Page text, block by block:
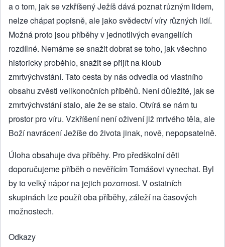
a o tom, jak se vzkříšený Ježíš dává poznat různým lidem,
nelze chápat popisně, ale jako svědectví víry různých lidí.
Možná proto jsou příběhy v jednotlivých evangeliích
rozdílné. Nemáme se snažit dobrat se toho, jak všechno
historicky proběhlo, snažit se přijít na kloub
zmrtvýchvstání. Tato cesta by nás odvedla od vlastního
obsahu zvěsti velikonočních příběhů. Není důležité, jak se
zmrtvýchvstání stalo, ale že se stalo. Otvírá se nám tu
prostor pro víru. Vzkříšení není oživení již mrtvého těla, ale
Boží navrácení Ježíše do života jinak, nově, nepopsatelně.
Úloha obsahuje dva příběhy. Pro předškolní děti
doporučujeme příběh o nevěřícím Tomášovi vynechat. Byl
by to velký nápor na jejich pozornost. V ostatních
skupinách lze použít oba příběhy, záleží na časových
možnostech.
Odkazy